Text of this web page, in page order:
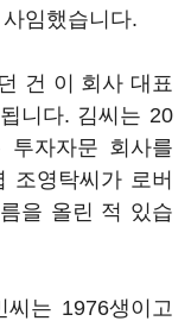
임했습니다.
건 이 회사 대표
니다. 김씨는 20
투자자문 회사를
조영탁씨가 로버
을 올린 적 있습
씨는 1976생이고